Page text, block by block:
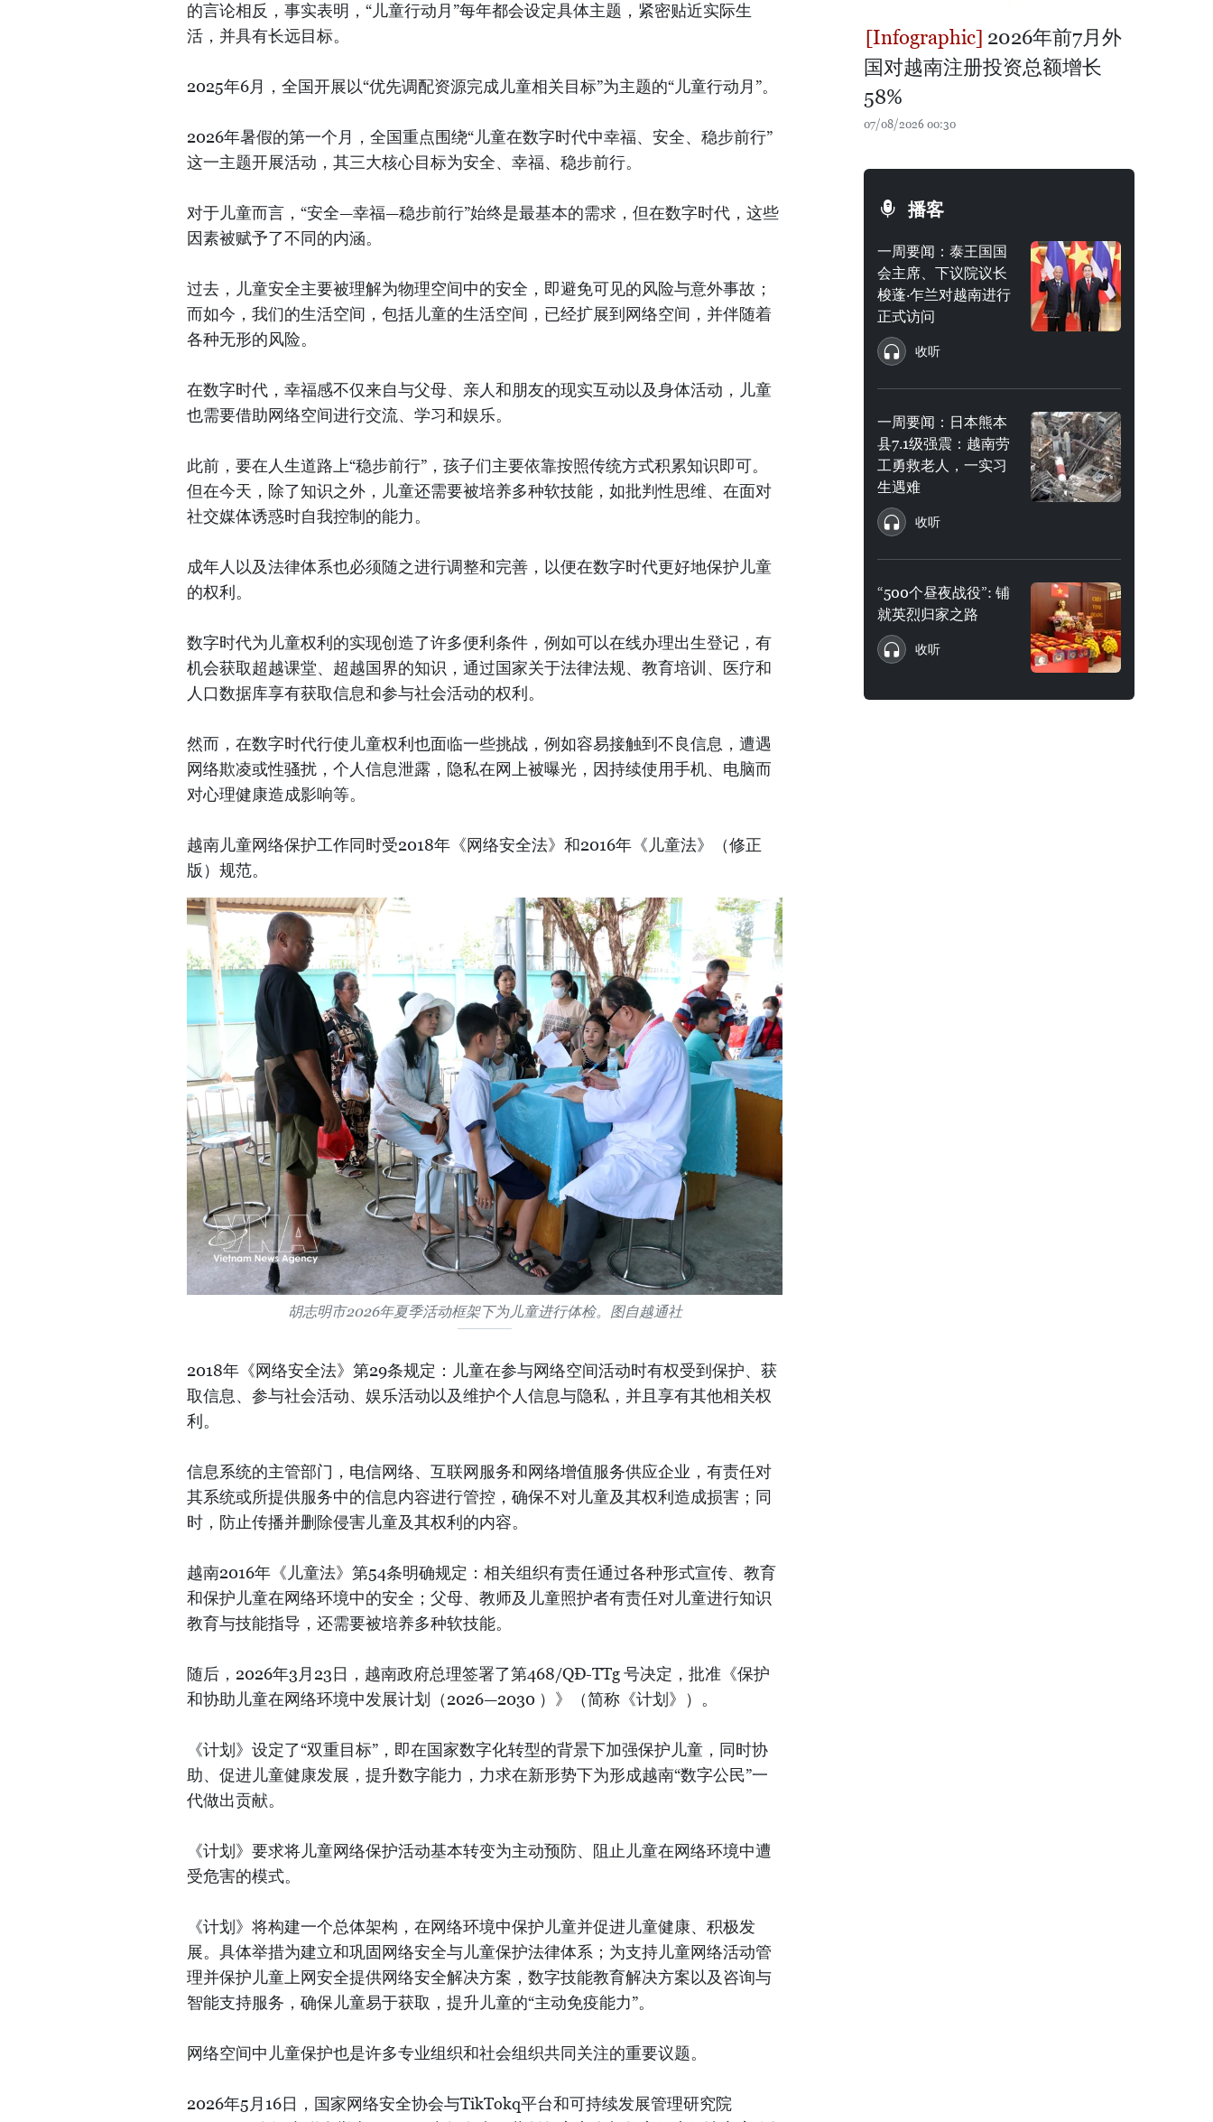
的言论相反，事实表明，“儿童行动月”每年都会设定具体主题，紧密贴近实际生
活，并具有长远目标。
2025年6月，全国开展以“优先调配资源完成儿童相关目标”为主题的“儿童行动月”。
2026年暑假的第一个月，全国重点围绕“儿童在数字时代中幸福、安全、稳步前行”
这一主题开展活动，其三大核心目标为安全、幸福、稳步前行。
对于儿童而言，“安全—幸福—稳步前行”始终是最基本的需求，但在数字时代，这些
因素被赋予了不同的内涵。
过去，儿童安全主要被理解为物理空间中的安全，即避免可见的风险与意外事故；
而如今，我们的生活空间，包括儿童的生活空间，已经扩展到网络空间，并伴随着
各种无形的风险。
在数字时代，幸福感不仅来自与父母、亲人和朋友的现实互动以及身体活动，儿童
也需要借助网络空间进行交流、学习和娱乐。
此前，要在人生道路上“稳步前行”，孩子们主要依靠按照传统方式积累知识即可。
但在今天，除了知识之外，儿童还需要被培养多种软技能，如批判性思维、在面对
社交媒体诱惑时自我控制的能力。
成年人以及法律体系也必须随之进行调整和完善，以便在数字时代更好地保护儿童
的权利。
数字时代为儿童权利的实现创造了许多便利条件，例如可以在线办理出生登记，有
机会获取超越课堂、超越国界的知识，通过国家关于法律法规、教育培训、医疗和
人口数据库享有获取信息和参与社会活动的权利。
然而，在数字时代行使儿童权利也面临一些挑战，例如容易接触到不良信息，遭遇
网络欺凌或性骚扰，个人信息泄露，隐私在网上被曝光，因持续使用手机、电脑而
对心理健康造成影响等。
越南儿童网络保护工作同时受2018年《网络安全法》和2016年《儿童法》（修正
版）规范。
胡志明市2026年夏季活动框架下为儿童进行体检。图自越通社
2018年《网络安全法》第29条规定：儿童在参与网络空间活动时有权受到保护、获
取信息、参与社会活动、娱乐活动以及维护个人信息与隐私，并且享有其他相关权
利。
信息系统的主管部门，电信网络、互联网服务和网络增值服务供应企业，有责任对
其系统或所提供服务中的信息内容进行管控，确保不对儿童及其权利造成损害；同
时，防止传播并删除侵害儿童及其权利的内容。
越南2016年《儿童法》第54条明确规定：相关组织有责任通过各种形式宣传、教育
和保护儿童在网络环境中的安全；父母、教师及儿童照护者有责任对儿童进行知识
教育与技能指导，还需要被培养多种软技能。
随后，2026年3月23日，越南政府总理签署了第468/QĐ-TTg 号决定，批准《保护
和协助儿童在网络环境中发展计划（2026—2030 ）》（简称《计划》）。
《计划》设定了“双重目标”，即在国家数字化转型的背景下加强保护儿童，同时协
助、促进儿童健康发展，提升数字能力，力求在新形势下为形成越南“数字公民”一
代做出贡献。
《计划》要求将儿童网络保护活动基本转变为主动预防、阻止儿童在网络环境中遭
受危害的模式。
《计划》将构建一个总体架构，在网络环境中保护儿童并促进儿童健康、积极发
展。具体举措为建立和巩固网络安全与儿童保护法律体系；为支持儿童网络活动管
理并保护儿童上网安全提供网络安全解决方案，数字技能教育解决方案以及咨询与
智能支持服务，确保儿童易于获取，提升儿童的“主动免疫能力”。
网络空间中儿童保护也是许多专业组织和社会组织共同关注的重要议题。
2026年5月16日，国家网络安全协会与TikTokq平台和可持续发展管理研究院
2026年前7月外
国对越南注册投资总额增长
58%
07/08/2026 00:30
播客
一周要闻：泰王国国
会主席、下议院议长
梭蓬·乍兰对越南进行
正式访问
收听
一周要闻：日本熊本
县7.1级强震：越南劳
工勇救老人，一实习
生遇难
收听
“500个昼夜战役”: 铺
就英烈归家之路
收听